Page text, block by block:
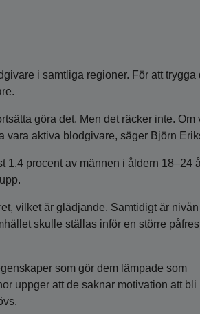
i samtliga regioner. För att trygga
göra det. Men det räcker inte. Om
vara aktiva blodgivare, säger Björn
1,4 procent av männen i åldern 18–24
vilket är glädjande. Samtidigt är nivån
skulle ställas inför en större
som gör dem lämpade som
uppger att de saknar motivation att bli